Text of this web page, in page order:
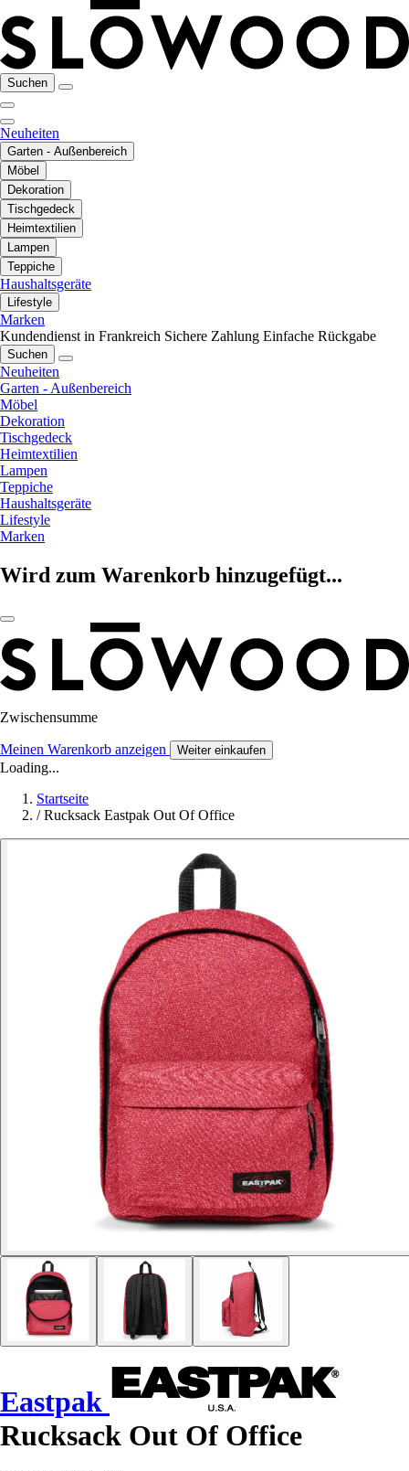
Suchen
Neuheiten
Garten - Außenbereich
Möbel
Dekoration
Tischgedeck
Heimtextilien
Lampen
Teppiche
Haushaltsgeräte
Lifestyle
Marken
Kundendienst in Frankreich Sichere Zahlung Einfache Rückgabe
Suchen
Neuheiten
Garten - Außenbereich
Möbel
Dekoration
Tischgedeck
Heimtextilien
Lampen
Teppiche
Haushaltsgeräte
Lifestyle
Marken
Wird zum Warenkorb hinzugefügt...
Zwischensumme
Meinen Warenkorb anzeigen Weiter einkaufen
Loading...
Startseite
/ Rucksack Eastpak Out Of Office
Eastpak
Rucksack Out Of Office